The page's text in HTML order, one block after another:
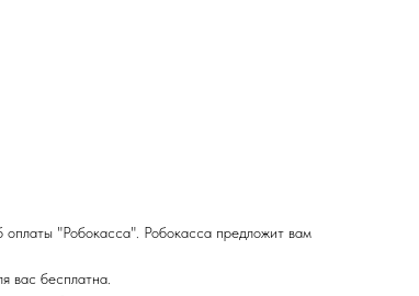
"Робокасса". Робокасса предложит вам
вас бесплатна.